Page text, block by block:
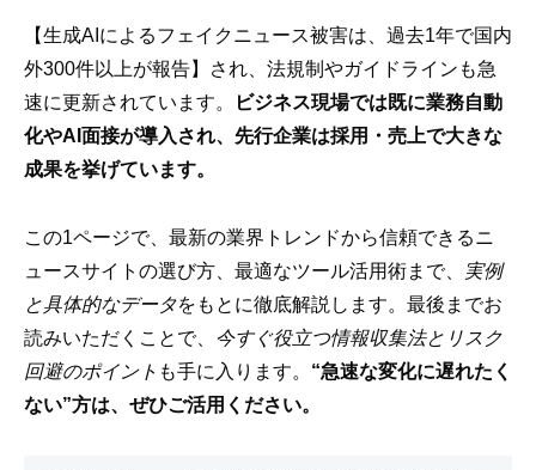
【生成AIによるフェイクニュース被害は、過去1年で国内
外300件以上が報告】され、法規制やガイドラインも急
速に更新されています。
ビジネス現場では既に業務自動
化やAI面接が導入され、先行企業は採用・売上で大きな
成果を挙げています。
この1ページで、最新の業界トレンドから信頼できるニ
ュースサイトの選び方、最適なツール活用術まで、
実例
と具体的なデータをもとに徹底解説します。最後までお
読みいただくことで、 今すぐ役立つ情報収集法とリスク
回避のポイント も手に入ります。 “急速な変化に遅れたく
ない”方は、ぜひご活用ください。